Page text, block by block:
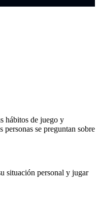
hábitos de juego y
se preguntan sobre
situación personal y jugar